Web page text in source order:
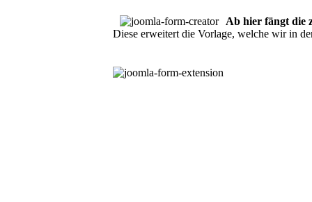
Ab hier fängt die
Diese erweitert die Vorlage, welche wir in